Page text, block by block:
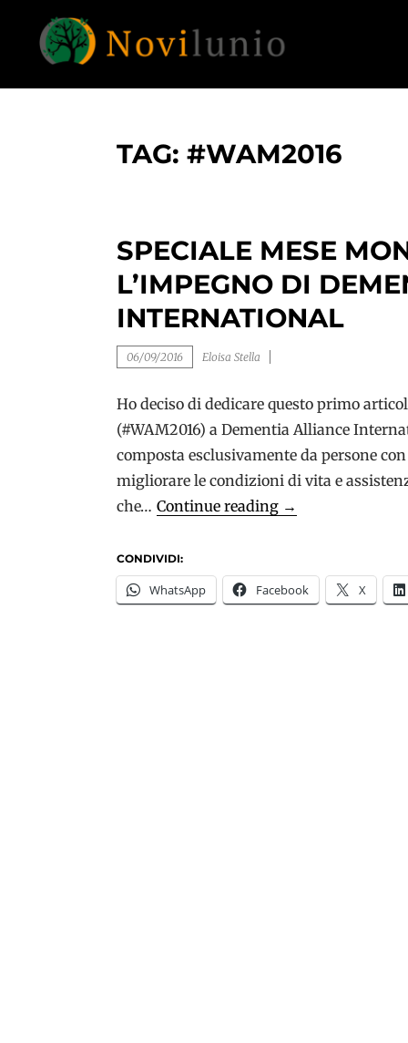
content
NOVILUNIO
Un aiuto con concreto dopo la diagnosi di
TAG: #WAM2016
SPECIALE MESE
L’IMPEGNO DI
INTERNATIONAL
06/09/2016 Eloisa Stella
Ho deciso di dedicare questo primo
(#WAM2016) a Dementia Alliance
composta esclusivamente da persone
migliorare le condizioni di vita e
che… Continue reading Speciale
dell’Alzheimer:
L’impegno
→
CONDIVIDI:
WhatsApp Facebook X